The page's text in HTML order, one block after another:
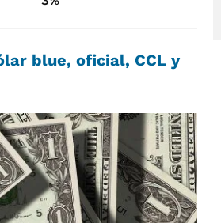
blue, oficial, CCL y